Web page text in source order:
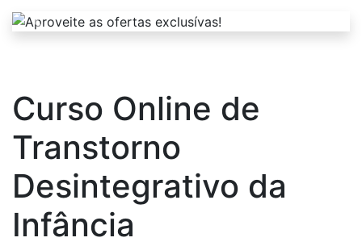
Curso Online de
Transtorno
Desintegrativo da
Infância